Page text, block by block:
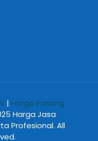
| Harga Pasang
Harga Jasa
Profesional. All